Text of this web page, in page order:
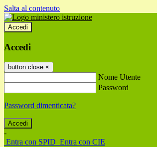
Salta al contenuto
Accedi
Accedi
button close ×
Nome Utente
Password
Password dimenticata?
-
Entra con SPID Entra con CIE